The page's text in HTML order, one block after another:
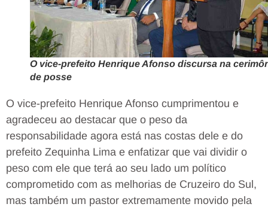
O vice-prefeito Henrique Afonso discursa na
de posse
O vice-prefeito Henrique Afonso cumprimentou e
agradeceu ao destacar que o peso da
responsabilidade agora está nas costas dele e do
prefeito Zequinha Lima e enfatizar que vai dividir o
peso com ele que terá ao seu lado um político
comprometido com as melhorias de Cruzeiro do Sul,
mas também um pastor extremamente movido pela